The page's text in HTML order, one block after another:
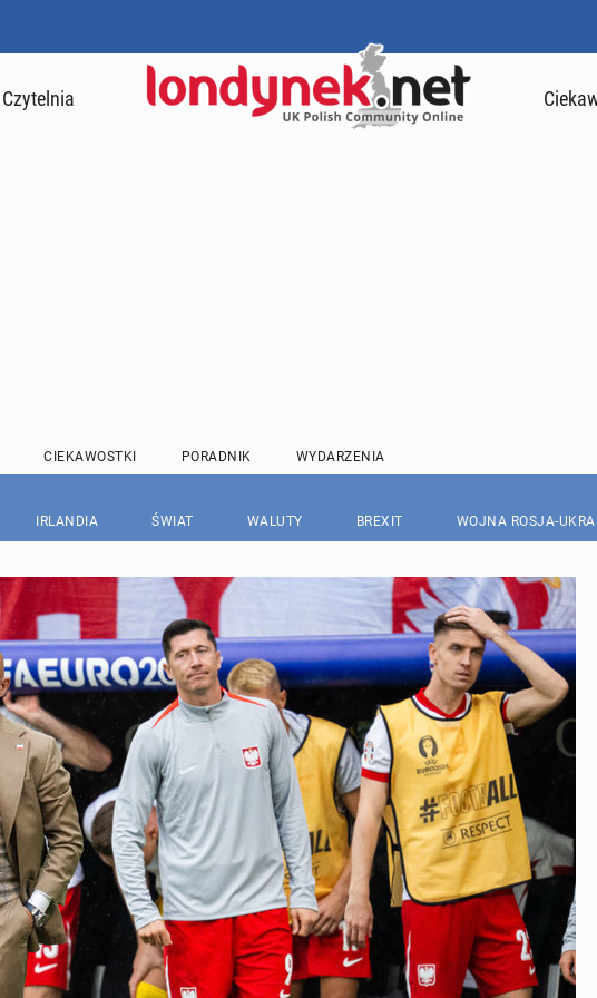
Czytelnia
CIEKAWOSTKI PORADNIK WYDARZENIA
IRLANDIA ŚWIAT WALUTY BREXIT WOJNA ROSJA-